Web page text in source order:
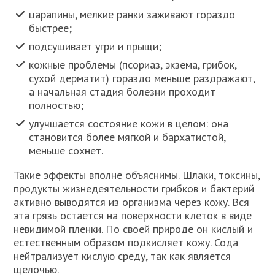
царапины, мелкие ранки заживают гораздо
быстрее;
подсушивает угри и прыщи;
кожные проблемы (псориаз, экзема, грибок,
сухой дерматит) гораздо меньше раздражают,
а начальная стадия болезни проходит
полностью;
улучшается состояние кожи в целом: она
становится более мягкой и бархатистой,
меньше сохнет.
Такие эффекты вполне объяснимы. Шлаки, токсины,
продукты жизнедеятельности грибков и бактерий
активно выводятся из организма через кожу. Вся
эта грязь остается на поверхности клеток в виде
невидимой пленки. По своей природе он кислый и
естественным образом подкисляет кожу. Сода
нейтрализует кислую среду, так как является
щелочью.